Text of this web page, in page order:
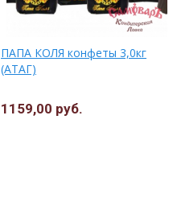
ПАПА КОЛЯ конфеты 3,0кг
(АТАГ)
1159,00 руб.